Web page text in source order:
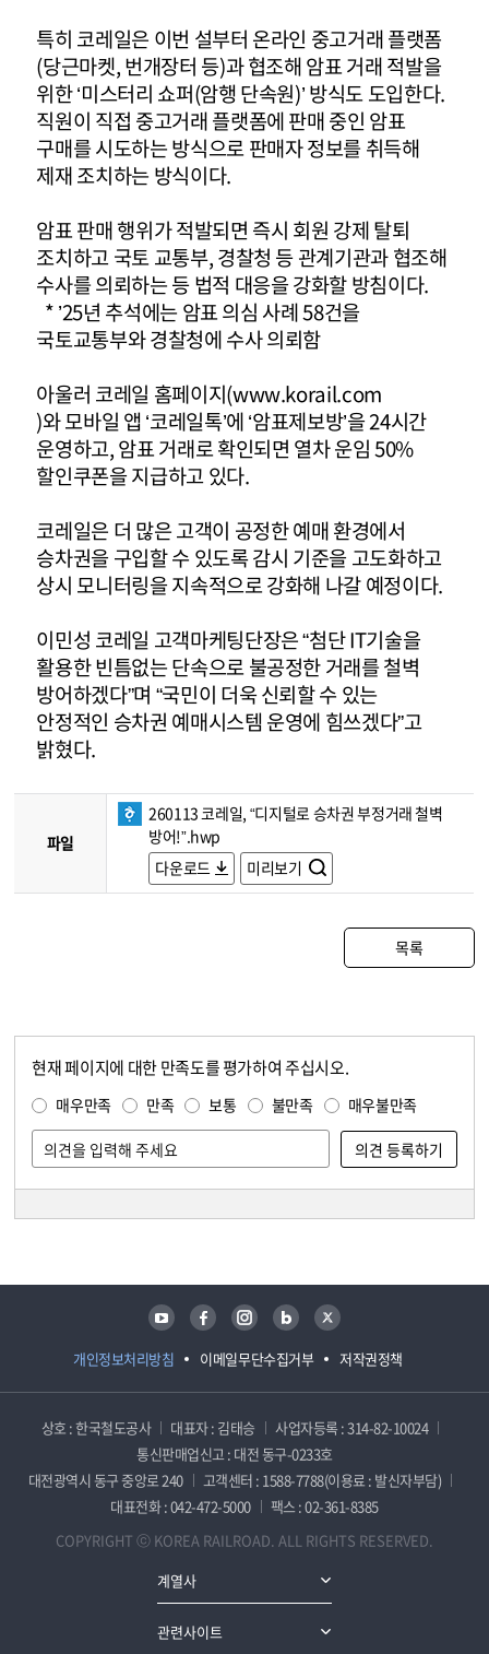
특히 코레일은 이번 설부터 온라인 중고거래 플랫폼
(당근마켓, 번개장터 등)과 협조해 암표 거래 적발을
위한 ‘미스터리 쇼퍼(암행 단속원)’ 방식도 도입한다.
직원이 직접 중고거래 플랫폼에 판매 중인 암표
구매를 시도하는 방식으로 판매자 정보를 취득해
제재 조치하는 방식이다.
암표 판매 행위가 적발되면 즉시 회원 강제 탈퇴
조치하고 국토 교통부, 경찰청 등 관계기관과 협조해
수사를 의뢰하는 등 법적 대응을 강화할 방침이다.
* ’25년 추석에는 암표 의심 사례 58건을
국토교통부와 경찰청에 수사 의뢰함
아울러 코레일 홈페이지(www.korail.com
)와 모바일 앱 ‘코레일톡’에 ‘암표제보방’을 24시간
운영하고, 암표 거래로 확인되면 열차 운임 50%
할인쿠폰을 지급하고 있다.
코레일은 더 많은 고객이 공정한 예매 환경에서
승차권을 구입할 수 있도록 감시 기준을 고도화하고
상시 모니터링을 지속적으로 강화해 나갈 예정이다.
이민성 코레일 고객마케팅단장은 “첨단 IT기술을
활용한 빈틈없는 단속으로 불공정한 거래를 철벽
방어하겠다”며 “국민이 더욱 신뢰할 수 있는
안정적인 승차권 예매시스템 운영에 힘쓰겠다”고
밝혔다.
파일
260113 코레일, “디지털로 승차권 부정거래 철벽
방어!”.hwp
다운로드
미리보기
목록
현재 페이지에 대한 만족도를 평가하여 주십시오.
매우만족 만족 보통 불만족 매우불만족
개인정보처리방침 이메일무단수집거부 저작권정책
유튜브 페이스북 인스타그램 블로그 트위터
상호 : 한국철도공사 대표자 : 김태승
사업자등록 : 314-82-10024
통신판매업신고 : 대전 동구-0233호
대전광역시 동구 중앙로 240
고객센터 : 1588-7788(이용료 : 발신자부담)
대표전화 : 042-472-5000
팩스 : 02-361-8385
COPYRIGHT ⓒ KOREA RAILROAD. ALL RIGHTS RESERVED.
계열사
관련사이트